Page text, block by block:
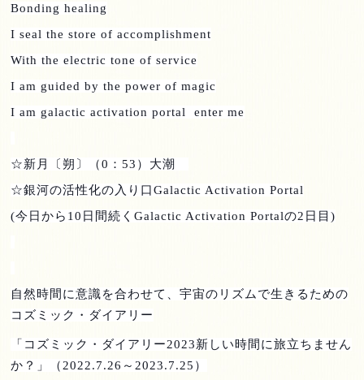
Bonding healing
I seal the store of accomplishment
With the electric tone of service
I am guided by the power of magic
I am galactic activation portal enter me
☆新月〔朔〕（0 ：53 ）大潮
☆銀河の活性化の入り口Galactic Activation Portal
(今日から 10 日間続くGalactic Activation Portalの2 日目)
自然時間に意識を合わせて、宇宙のリズムで生きるための
コズミック・ダイアリー
「コズミック・ダイアリー2023新しい時間に旅立ちません
か？」（ 2022.7.26 ～ 2023.7.25 ）